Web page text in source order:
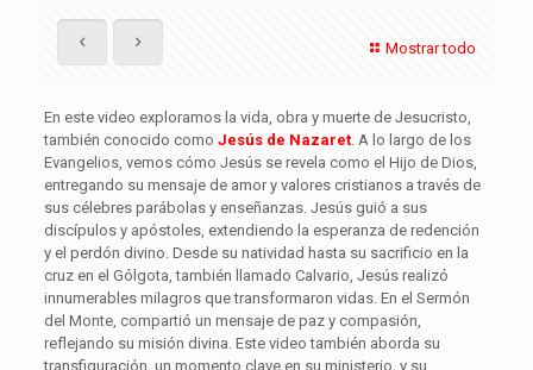
Mostrar todo
En este video exploramos la vida, obra y muerte de Jesucristo,
también conocido como Jesús de Nazaret. A lo largo de los
Evangelios, vemos cómo Jesús se revela como el Hijo de Dios,
entregando su mensaje de amor y valores cristianos a través de
sus célebres parábolas y enseñanzas. Jesús guió a sus
discípulos y apóstoles, extendiendo la esperanza de redención
y el perdón divino. Desde su natividad hasta su sacrificio en la
cruz en el Gólgota, también llamado Calvario, Jesús realizó
innumerables milagros que transformaron vidas. En el Sermón
del Monte, compartió un mensaje de paz y compasión,
reflejando su misión divina. Este video también aborda su
transfiguración, un momento clave en su ministerio, y su